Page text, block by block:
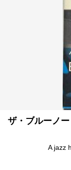
ザ・ブルーノ
A jazz